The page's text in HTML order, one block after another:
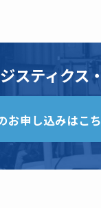
スティクス
お申し込みはこ